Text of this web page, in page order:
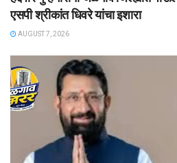
एसपी श्रीकांत धिवरे यांचा इशारा
AUGUST 7, 2026